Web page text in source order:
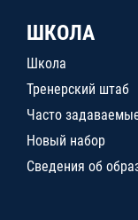
ШКОЛА
Школа
Тренерский штаб
Часто
Новый набор
Сведения об